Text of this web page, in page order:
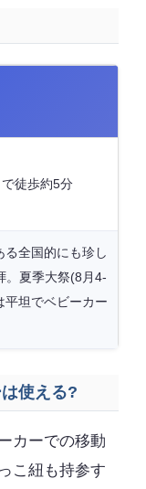
徒歩約5分
全国的にも珍し
。夏季大祭(8月4-
平坦でベビーカー
使える?
カーでの移動
こ紐も持参す